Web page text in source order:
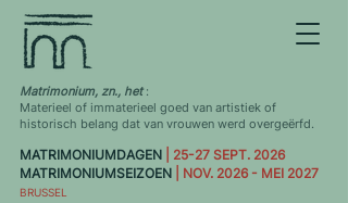
Matrimonium, zn., het :
Materieel of immaterieel goed van artistiek of
historisch belang dat van vrouwen werd overgeërfd.
MATRIMONIUMDAGEN | 25-27 SEPT. 2026
MATRIMONIUMSEIZOEN | NOV. 2026 - MEI 2027
BRUSSEL